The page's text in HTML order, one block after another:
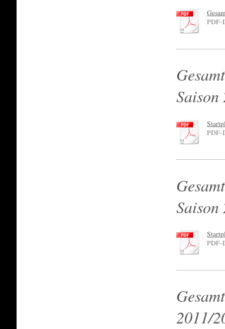
PDF-
PDF-
PDF-
2011/